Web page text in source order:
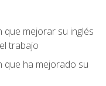
que mejorar su inglés
trabajo
que ha mejorado su